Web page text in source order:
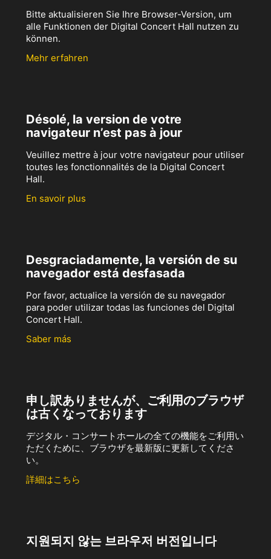
Bitte aktualisieren Sie Ihre Browser-Version, um
alle Funktionen der Digital Concert Hall nutzen zu
können.
Mehr erfahren
Désolé, la version de votre
navigateur n’est pas à jour
Veuillez mettre à jour votre navigateur pour utiliser
toutes les fonctionnalités de la Digital Concert
Hall.
En savoir plus
Desgraciadamente, la versión de su
navegador está desfasada
Por favor, actualice la versión de su navegador
para poder utilizar todas las funciones del Digital
Concert Hall.
Saber más
申し訳ありませんが、ご利用のブラウザ
は古くなっております
デジタル・コンサートホールの全ての機能をご利用い
ただくために、ブラウザを最新版に更新してくださ
い。
詳細はこちら
지원되지 않는 브라우저 버전입니다